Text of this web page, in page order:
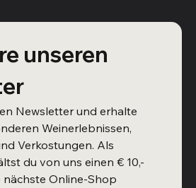
unseren
Newsletter und erhalte
Weinerlebnissen,
Verkostungen. Als
du von uns einen € 10,-
nächste Online-Shop